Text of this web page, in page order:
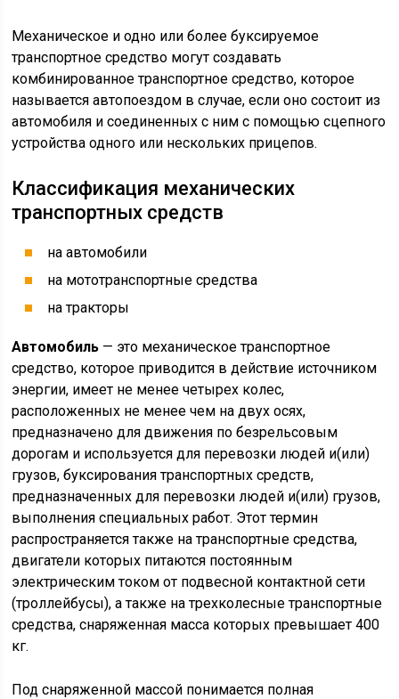
Механическое и одно или более буксируемое
транспортное средство могут создавать
комбинированное транспортное средство, которое
называется автопоездом в случае, если оно состоит из
автомобиля и соединенных с ним с помощью сцепного
устройства одного или нескольких прицепов.
Классификация механических
транспортных средств
на автомобили
на мототранспортные средства
на тракторы
Автомобиль — это механическое транспортное
средство, которое приводится в действие источником
энергии, имеет не менее четырех колес,
расположенных не менее чем на двух осях,
предназначено для движения по безрельсовым
дорогам и используется для перевозки людей и(или)
грузов, буксирования транспортных средств,
предназначенных для перевозки людей и(или) грузов,
выполнения специальных работ. Этот термин
распространяется также на транспортные средства,
двигатели которых питаются постоянным
электрическим током от подвесной контактной сети
(троллейбусы), а также на трехколесные транспортные
средства, снаряженная масса которых превышает 400
кг.
Под снаряженной массой понимается полная